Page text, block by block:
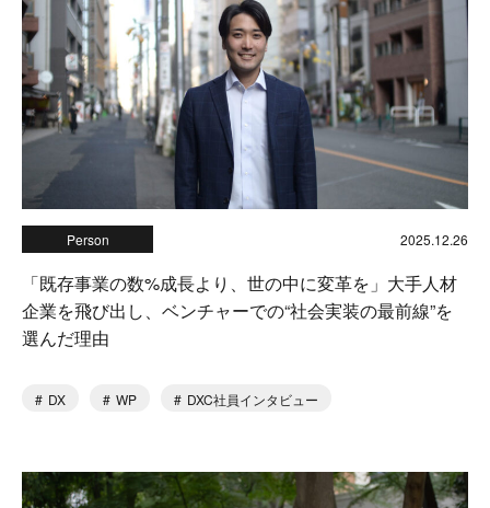
Person 2025.12.26
「既存事業の数%成長より、世の中に変革を」大手人材
企業を飛び出し、ベンチャーでの“社会実装の最前線”を
選んだ理由
DX WP DXC社員インタビュー